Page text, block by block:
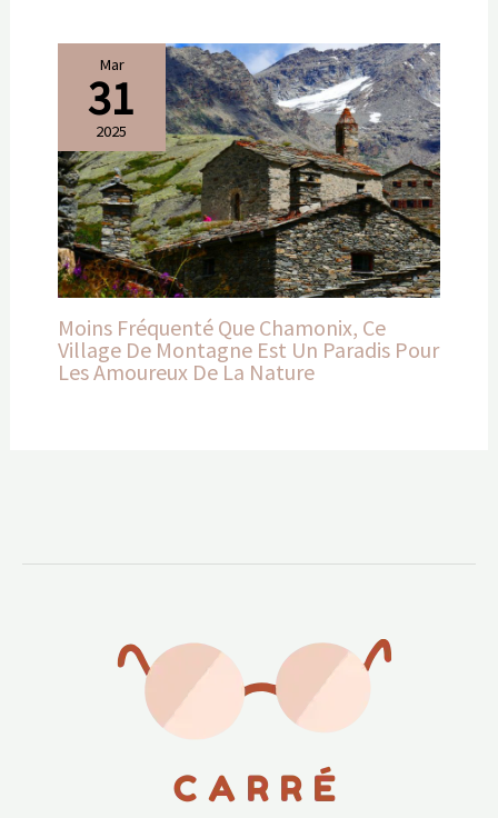
Mar
31
2025
Moins Fréquenté Que Chamonix, Ce
Village De Montagne Est Un Paradis Pour
Les Amoureux De La Nature